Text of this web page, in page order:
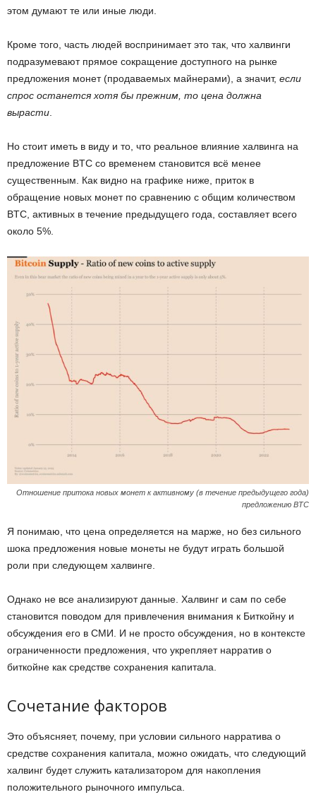
этом думают те или иные люди.
Кроме того, часть людей воспринимает это так, что халвинги
подразумевают прямое сокращение доступного на рынке
предложения монет (продаваемых майнерами), а значит, если
спрос останется хотя бы прежним, то цена должна
вырасти
Но стоит иметь в виду и то, что реальное влияние халвинга на
предложение BTC со временем становится всё менее
существенным. Как видно на графике ниже, приток в
обращение новых монет по сравнению с общим количеством
BTC, активных в течение предыдущего года, составляет всего
около 5%.
Отношение притока новых монет к активному (в течение предыдущего года)
предложению BTC
Я понимаю, что цена определяется на марже, но без сильного
шока предложения новые монеты не будут играть большой
роли при следующем халвинге.
Однако не все анализируют данные. Халвинг и сам по себе
становится поводом для привлечения внимания к Биткойну и
обсуждения его в СМИ. И не просто обсуждения, но в контексте
ограниченности предложения, что укрепляет нарратив о
биткойне как средстве сохранения капитала.
Сочетание факторов
Это объясняет, почему, при условии сильного нарратива о
средстве сохранения капитала, можно ожидать, что следующий
халвинг будет служить катализатором для накопления
положительного рыночного импульса.